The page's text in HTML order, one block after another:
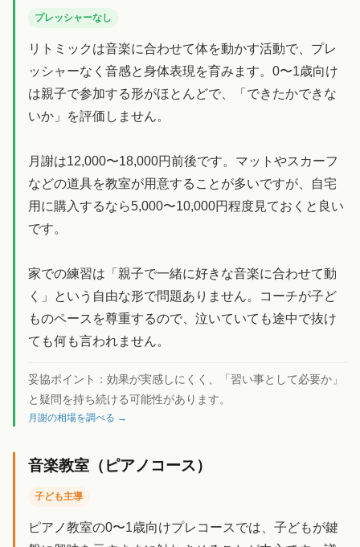
プレッシャーなし
リトミックは音楽に合わせて体を動かす活動で、プレ
ッシャーなく音感と身体表現を育みます。0〜1歳向け
は親子で参加する形がほとんどで、「できたかできな
いか」を評価しません。
月謝は12,000〜18,000円前後です。マットやスカーフ
などの道具を教室が用意することが多いですが、自宅
用に購入するなら5,000〜10,000円程度見ておくと良い
です。
家での練習は「親子で一緒に好きな音楽に合わせて動
く」という自由な形で問題ありません。コーチが子ど
ものペースを尊重するので、泣いていても途中で抜け
ても何も言われません。
妥協ポイント： 効果が実感しにくく、「習い事として必要か」
と疑問を持ち続ける可能性があります。
月謝の相場を調べる →
音楽教室（ピアノコース）
子ども主導
ピアノ教室の0〜1歳向けプレコースでは、子どもが鍵